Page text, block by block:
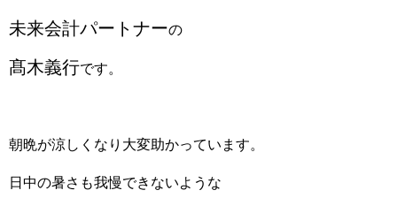
未来会計パートナーの
髙木義行です。
朝晩が涼しくなり大変助かっています。
日中の暑さも我慢できないような